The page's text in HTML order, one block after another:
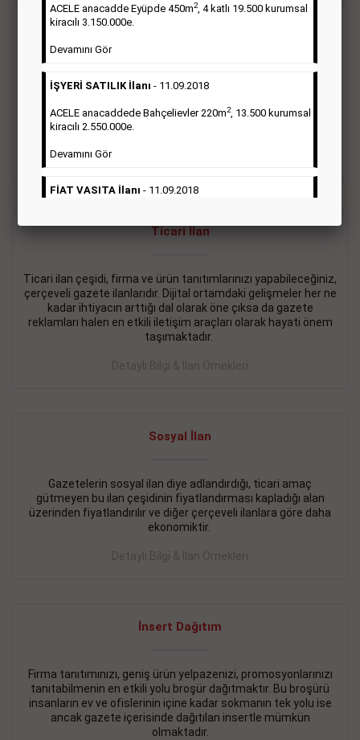
Sarı sayfa ilanlar alım- satım, duyuru, mini reklam şeklinde
ifade edilebilen ilanlardır. Gazetelerin tirajını önemli ölçüde
oluştururlar.Sabah sarı sayfa eleman ilanlarında 6 kelime
sayısı şartı aranmamaktadır.
Ticari İlan
Ticari ilan çeşidi, firma ve ürün tanıtımlarınızı yapabileceğiniz,
çerçeveli gazete ilanlarıdır. Dijital ortamdaki gelişmeler her ne
kadar ihtiyacın arttığı dal olarak öne çıksa da gazete
reklamları halen en etkili iletişim araçları olarak hayati önem
taşımaktadır.
Detaylı Bilgi & İlan Örnekleri
Sosyal İlan
Gazetelerin sosyal ilan diye adlandırdığı, ticari amaç
gütmeyen bu ilan çeşidinin fiyatlandırması kapladığı alan
üzerinden fiyatlandırılır ve diğer çerçeveli ilanlara göre daha
ekonomiktir.
Detaylı Bilgi & İlan Örnekleri
İnsert Dağıtım
Firma tanıtımınızı, geniş ürün yelpazenizi, promosyonlarınızı
tanıtabilmenin en etkili yolu broşür dağıtmaktır. Bu broşürü
insanların ev ve ofislerinin içine kadar sokmanın tek yolu ise
ancak gazete içerisinde dağıtılan insertle mümkün
olmaktadır.
ACELE anacadde Eyüpde 450m2, 4 katlı 19.500 kurumsal
kiracılı 3.150.000e.
Devamını Gör
İŞYERİ SATILIK İlanı - 11.09.2018
ACELE anacaddede Bahçelievler 220m2, 13.500 kurumsal
kiracılı 2.550.000e.
Devamını Gör
FİAT VASITA İlanı - 11.09.2018
2.800.000e kurumsal mağaza.
BAKIRKÖY SATILIK İlanı- 11.09.2018
KARTALTEPEde kelepir 2+ 1 satılık daire
İŞYERİ KİRALIK İlanı- 11.09.2018
BEYLİKDÜZÜ Kavaklıda 4 katlı bina
DEVREMÜLK KİRALIK İlanı- 11.09.2018
SİNYE Tekstile Şoförlüğü olan 35 yaşını aşmamış, Depo
elemanı alınacaktır. Osmanbey, Şişli